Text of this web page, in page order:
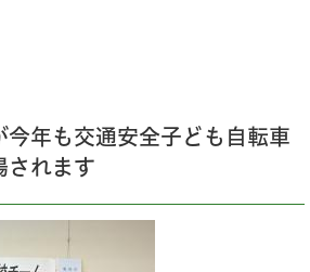
今年も交通安全子ども自転車
されます